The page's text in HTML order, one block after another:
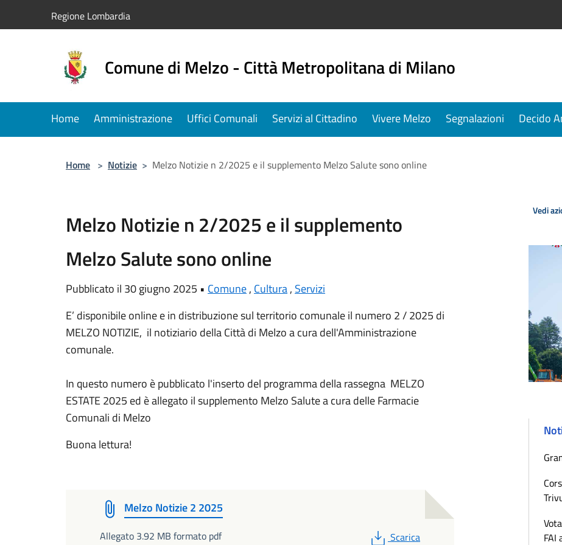
Regione Lombardia
Comune di Melzo - Città Metropolitana di Milano
Home Amministrazione Uffici Comunali Servizi al Cittadino Vivere Melzo Segnalazioni Decido
Home > Notizie > Melzo Notizie n 2/2025 e il supplemento Melzo Salute sono online
Melzo Notizie n 2/2025 e il supplemento
Melzo Salute sono online
Pubblicato il 30 giugno 2025 • Comune, Cultura, Servizi
E’ disponibile online e in distribuzione sul territorio comunale il numero 2 / 2025 di
MELZO NOTIZIE, il notiziario della Città di Melzo a cura dell'Amministrazione
comunale.
In questo numero è pubblicato l'inserto del programma della rassegna MELZO
ESTATE 2025 ed è allegato il supplemento Melzo Salute a cura delle Farmacie
Comunali di Melzo
Buona lettura!
Melzo Notizie 2 2025
Allegato 3.92 MB formato pdf PDF
Scarica
Vedi
FAI